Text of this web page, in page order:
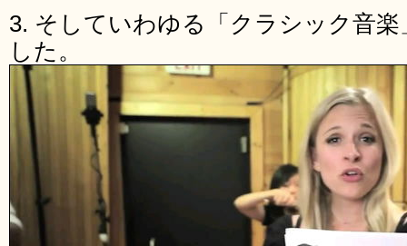
3. そしていわゆる「クラシック音
した。